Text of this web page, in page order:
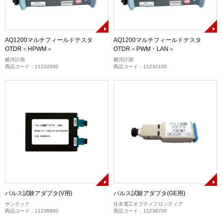
AQ1200マルチフィールドテスタ
OTDR＜HPWM＞
横河計測
商品コード：11232000
AQ1200マルチフィールドテスタ
OTDR＜PWM・LAN＞
横河計測
商品コード：11232100
パルス試験アダプタ(V用)
サンテック
商品コード：11238800
パルス試験アダプタ(GE用)
住友電工オプティフロンティア
商品コード：11238700